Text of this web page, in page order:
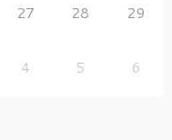
27 28 29
4 5 6